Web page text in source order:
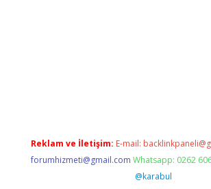
Reklam ve İletişim: E-mail:
forumhizmeti@gmail.com Whatsapp: 0262
@karabul